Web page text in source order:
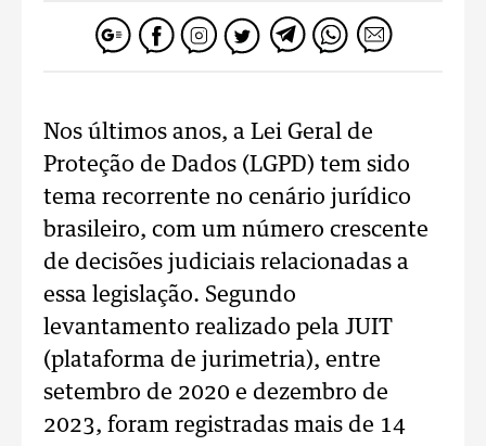
Nos últimos anos, a Lei Geral de
Proteção de Dados (LGPD) tem sido
tema recorrente no cenário jurídico
brasileiro, com um número crescente
de decisões judiciais relacionadas a
essa legislação. Segundo
levantamento realizado pela JUIT
(plataforma de jurimetria), entre
setembro de 2020 e dezembro de
2023, foram registradas mais de 14